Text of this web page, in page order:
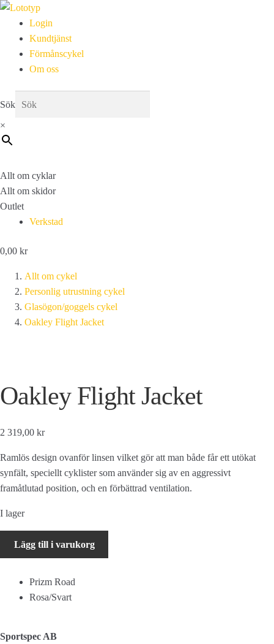
Login
Kundtjänst
Förmånscykel
Om oss
Sök
×
Allt om cyklar
Allt om skidor
Outlet
Verkstad
0,00 kr
Allt om cykel
Personlig utrustning cykel
Glasögon/goggels cykel
Oakley Flight Jacket
Oakley Flight Jacket
2 319,00 kr
Ramlös design ovanför linsen vilket gör att man både får ett utökat
synfält, speciellt cyklister som använder sig av en aggressivt
framåtlutad position, och en förbättrad ventilation.
I lager
mängd
Lägg till i varukorg
Prizm Road
Rosa/Svart
Sportspec AB